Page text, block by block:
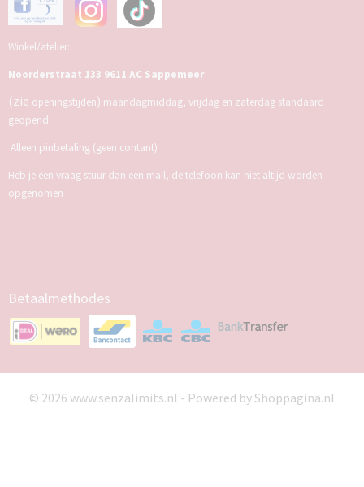
Winkel/atelier:
Noorderstraat 133 9611 AC Sappemeer
(zie openingstijden) maandagmiddag, vrijdag en zaterdag standaard
geopend
Alleen pinbetaling (geen contant)
Heb je een vraag stuur dan een mail, de telefoon kan niet altijd worden
opgenomen
Betaalmethodes
© 2026 www.senzalimits.nl - Powered by Shoppagina.nl